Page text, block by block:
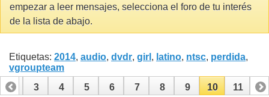
empezar a leer mensajes, selecciona el foro de tu interés
de la lista de abajo.
Etiquetas: 2014, audio, dvdr, girl , latino, ntsc, perdida,
vgroupteam
2
3 4 5 6 7 8 9 10 11